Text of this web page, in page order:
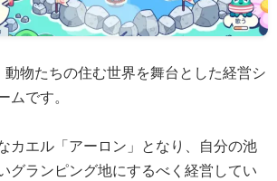
動物たちの住む世界を舞台とした経営シ
ムです。
カエル「アーロン」となり、自分の池
グランピング地にするべく経営してい